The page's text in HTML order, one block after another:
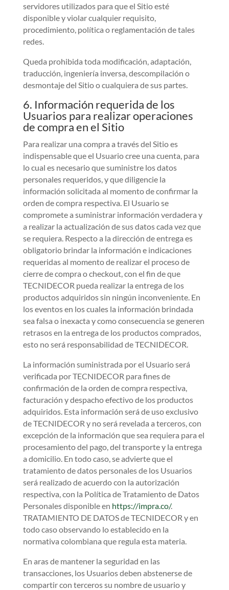
servidores utilizados para que el Sitio esté
disponible y violar cualquier requisito,
procedimiento, política o reglamentación de tales
redes.
Queda prohibida toda modificación, adaptación,
traducción, ingeniería inversa, descompilación o
desmontaje del Sitio o cualquiera de sus partes.
6. Información requerida de los
Usuarios para realizar operaciones
de compra en el Sitio
Para realizar una compra a través del Sitio es
indispensable que el Usuario cree una cuenta, para
lo cual es necesario que suministre los datos
personales requeridos, y que diligencie la
información solicitada al momento de confirmar la
orden de compra respectiva. El Usuario se
compromete a suministrar información verdadera y
a realizar la actualización de sus datos cada vez que
se requiera. Respecto a la dirección de entrega es
obligatorio brindar la información e indicaciones
requeridas al momento de realizar el proceso de
cierre de compra o checkout, con el fin de que
TECNIDECOR pueda realizar la entrega de los
productos adquiridos sin ningún inconveniente. En
los eventos en los cuales la información brindada
sea falsa o inexacta y como consecuencia se generen
retrasos en la entrega de los productos comprados,
esto no será responsabilidad de TECNIDECOR.
La información suministrada por el Usuario será
verificada por TECNIDECOR para fines de
confirmación de la orden de compra respectiva,
facturación y despacho efectivo de los productos
adquiridos. Esta información será de uso exclusivo
de TECNIDECOR y no será revelada a terceros, con
excepción de la información que sea requiera para el
procesamiento del pago, del transporte y la entrega
a domicilio. En todo caso, se advierte que el
tratamiento de datos personales de los Usuarios
será realizado de acuerdo con la autorización
respectiva, con la Política de Tratamiento de Datos
Personales disponible en https://impra.co/.
TRATAMIENTO DE DATOS de TECNIDECOR y en
todo caso observando lo establecido en la
normativa colombiana que regula esta materia.
En aras de mantener la seguridad en las
transacciones, los Usuarios deben abstenerse de
compartir con terceros su nombre de usuario y